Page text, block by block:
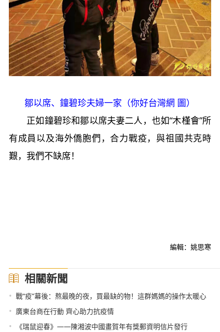
鄒以席、鐘碧珍夫婦一家（你好台灣網 圖）
正如鐘碧珍和鄒以席夫妻二人，也如“木槿會”所
有成員以及海外僑胞們，合力戰疫，與祖國共克時
艱，我們不缺席！
編輯：姚思寒
相關新聞
• 戰“疫”幕後：熬最晚的夜，買最缺的物！這群媽媽的操作太暖心
• 廣東台商在行動 齊心助力抗疫情
• 《瑞鼠迎春》——陳湘波中國畫賀年有獎郵資明信片發行